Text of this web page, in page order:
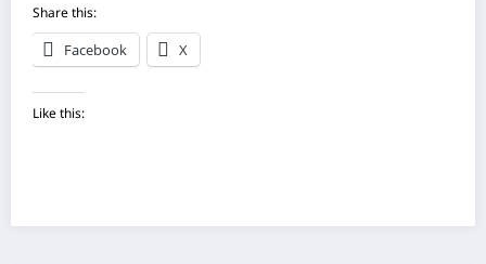
Share this:
Facebook
Like this: